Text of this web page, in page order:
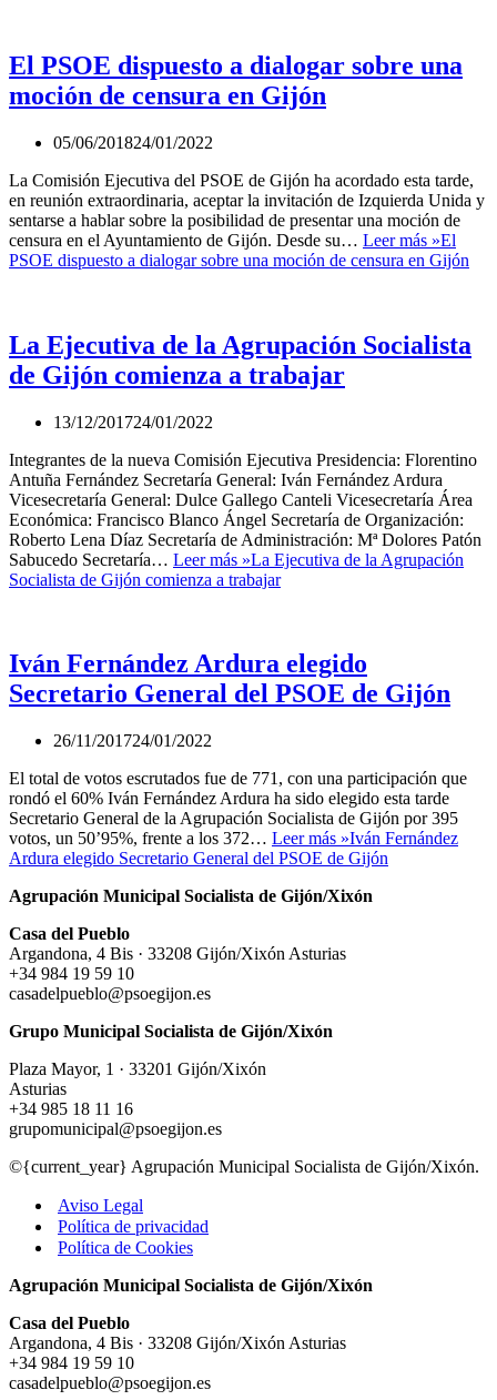
El PSOE dispuesto a dialogar sobre una
moción de censura en Gijón
05/06/201824/01/2022
La Comisión Ejecutiva del PSOE de Gijón ha acordado esta tarde,
en reunión extraordinaria, aceptar la invitación de Izquierda Unida y
sentarse a hablar sobre la posibilidad de presentar una moción de
censura en el Ayuntamiento de Gijón. Desde su… Leer más »El
PSOE dispuesto a dialogar sobre una moción de censura en Gijón
La Ejecutiva de la Agrupación Socialista
de Gijón comienza a trabajar
13/12/201724/01/2022
Integrantes de la nueva Comisión Ejecutiva Presidencia: Florentino
Antuña Fernández Secretaría General: Iván Fernández Ardura
Vicesecretaría General: Dulce Gallego Canteli Vicesecretaría Área
Económica: Francisco Blanco Ángel Secretaría de Organización:
Roberto Lena Díaz Secretaría de Administración: Mª Dolores Patón
Sabucedo Secretaría… Leer más »La Ejecutiva de la Agrupación
Socialista de Gijón comienza a trabajar
Iván Fernández Ardura elegido
Secretario General del PSOE de Gijón
26/11/201724/01/2022
El total de votos escrutados fue de 771, con una participación que
rondó el 60% Iván Fernández Ardura ha sido elegido esta tarde
Secretario General de la Agrupación Socialista de Gijón por 395
votos, un 50’95%, frente a los 372… Leer más »Iván Fernández
Ardura elegido Secretario General del PSOE de Gijón
Agrupación Municipal Socialista de Gijón/Xixón
Casa del Pueblo
Argandona, 4 Bis · 33208 Gijón/Xixón Asturias
+34 984 19 59 10
casadelpueblo@psoegijon.es
Grupo Municipal Socialista de Gijón/Xixón
Plaza Mayor, 1 · 33201 Gijón/Xixón
Asturias
+34 985 18 11 16
grupomunicipal@psoegijon.es
©{current_year} Agrupación Municipal Socialista de Gijón/Xixón.
Aviso Legal
Política de privacidad
Política de Cookies
Agrupación Municipal Socialista de Gijón/Xixón
Casa del Pueblo
Argandona, 4 Bis · 33208 Gijón/Xixón Asturias
+34 984 19 59 10
casadelpueblo@psoegijon.es